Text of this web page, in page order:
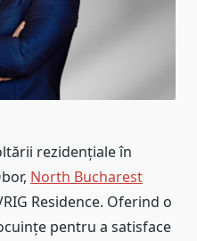
rezidențiale în
North Bucharest
Residence. Oferind o
pentru a satisface